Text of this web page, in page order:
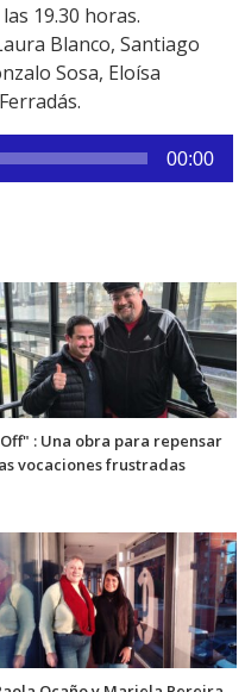
19.30 horas.
Blanco, Santiago
Sosa, Eloísa
00:00
: Una obra para repensar
vocaciones frustradas